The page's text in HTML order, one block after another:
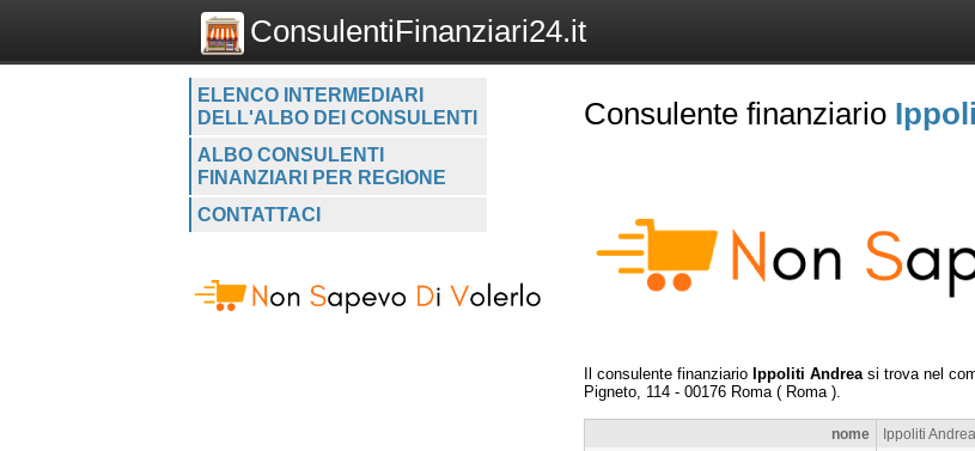
ConsulentiFinanziari24.it
ELENCO INTERMEDIARI
DELL'ALBO DEI CONSULENTI
ALBO CONSULENTI
FINANZIARI PER REGIONE
CONTATTACI
Consulente finanziario
Il consulente finanziario Ippoliti Andrea si trova nel
Pigneto, 114 - 00176 Roma ( Roma ).
nome
Ippoliti Andrea